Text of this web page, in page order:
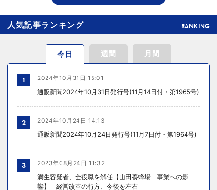
人気記事ランキング RANKING
今日 週間 月間
1 2024年10月31日 15:01
通販新聞2024年10月31日発行号(11月14日付・第1965号)
2 2024年10月24日 14:13
通販新聞2024年10月24日発行号(11月7日付・第1964号)
3 2023年08月24日 11:32
満生容疑者、全役職を解任【山田養蜂場 事業への影
響】 経営改革の行方、今後を左右